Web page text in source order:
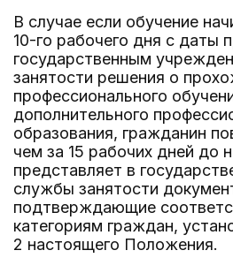
В случае если обучение
10-го рабочего дня с даты
государственным
занятости решения о
профессионального
дополнительного
образования, гражданин
чем за 15 рабочих дней до
представляет в
службы занятости
подтверждающие
категориям граждан,
2 настоящего Положения.